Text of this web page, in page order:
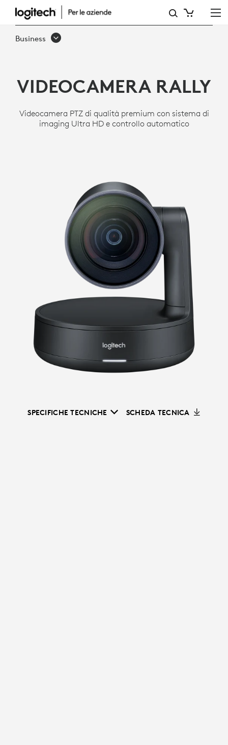
VIDEOCAMERA
PTZ
RALLY
PER
SALE
Business
VIDEOCAMERA RALLY
Videocamera PTZ di qualità premium con sistema di
imaging Ultra HD e controllo automatico
SPECIFICHE TECNICHE SCHEDA TECNICA